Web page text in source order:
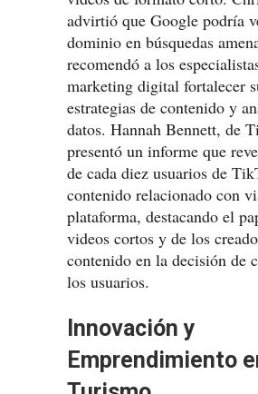
advirtió que Google podría
dominio en búsquedas
recomendó a los
marketing digital fortalecer
estrategias de contenido y
datos. Hannah Bennett, de
presentó un informe que
de cada diez usuarios de
contenido relacionado con
plataforma, destacando el
videos cortos y de los
contenido en la decisión de
los usuarios.
Innovación y
Emprendimiento